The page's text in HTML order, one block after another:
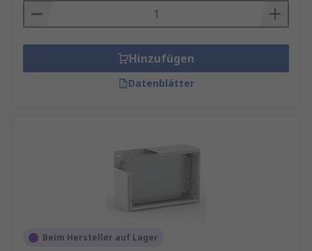
Hinzufügen
Datenblätter
Beim Hersteller auf Lager